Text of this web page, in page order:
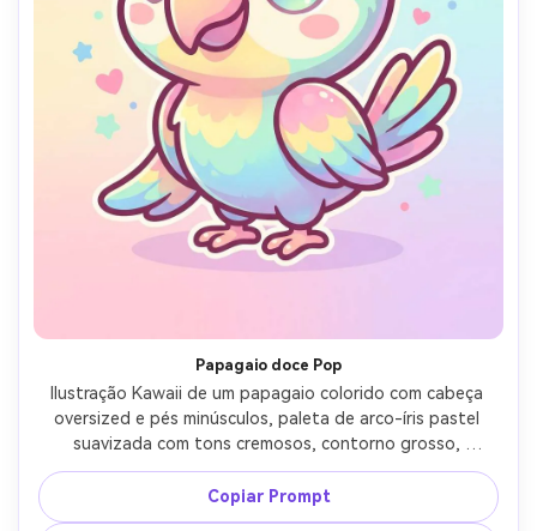
Papagaio doce Pop
Ilustração Kawaii de um papagaio colorido com cabeça
oversized e pés minúsculos, paleta de arco-íris pastel
suavizada com tons cremosos, contorno grosso,
destaques brilhantes dos olhos, pequenas formas de
confeti de doces, fundo simples, vibração alegre
enérgica, design de mascote fofo profissional, lente de
Copiar Prompt